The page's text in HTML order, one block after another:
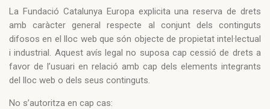
La Fundació Catalunya Europa explicita una reserva de drets
amb caràcter general respecte al conjunt dels continguts
difosos en el lloc web que són objecte de propietat intel·lectual
i industrial. Aquest avís legal no suposa cap cessió de drets a
favor de l’usuari en relació amb cap dels elements integrants
del lloc web o dels seus continguts.
No s’autoritza en cap cas: